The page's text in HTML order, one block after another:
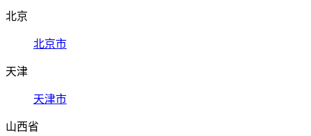
北京
北京市
天津
天津市
山西省